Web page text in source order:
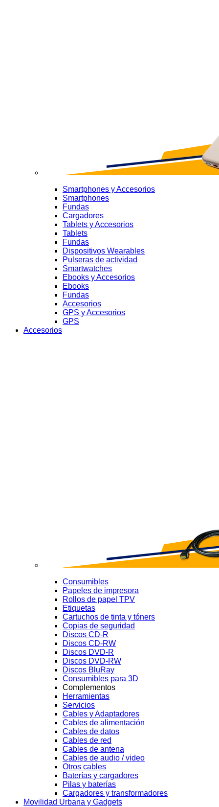
Smartphones y Accesorios
Smartphones
Fundas
Cargadores
Tablets y Accesorios
Tablets
Fundas
Dispositivos Wearables
Pulseras de actividad
Smartwatches
Ebooks y Accesorios
Ebooks
Fundas
Accesorios
GPS y Accesorios
GPS
Accesorios
Consumibles
Papeles de impresora
Rollos de papel TPV
Etiquetas
Cartuchos de tinta y tóners
Copias de seguridad
Discos CD-R
Discos CD-RW
Discos DVD-R
Discos DVD-RW
Discos BluRay
Consumibles para 3D
Complementos
Herramientas
Servicios
Cables y Adaptadores
Cables de alimentación
Cables de datos
Cables de red
Cables de antena
Cables de audio / video
Otros cables
Baterías y cargadores
Pilas y baterías
Cargadores y transformadores
Movilidad Urbana y Gadgets